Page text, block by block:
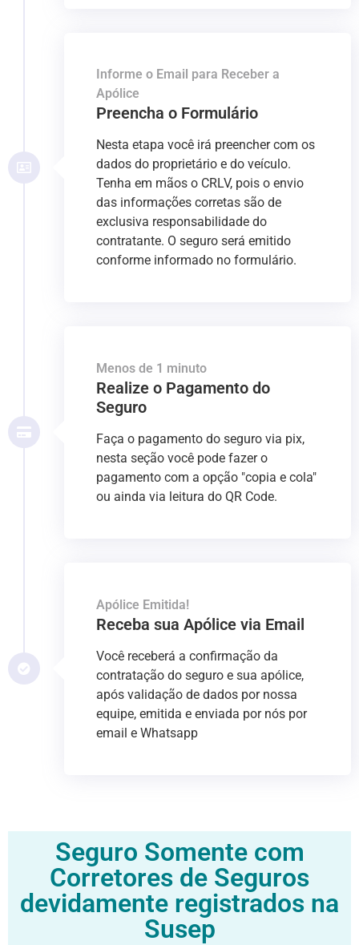
Informe o Email para Receber a
Apólice
Preencha o Formulário
Nesta etapa você irá preencher com os
dados do proprietário e do veículo.
Tenha em mãos o CRLV, pois o envio
das informações corretas são de
exclusiva responsabilidade do
contratante. O seguro será emitido
conforme informado no formulário.
Menos de 1 minuto
Realize o Pagamento do
Seguro
Faça o pagamento do seguro via pix,
nesta seção você pode fazer o
pagamento com a opção "copia e cola"
ou ainda via leitura do QR Code.
Apólice Emitida!
Receba sua Apólice via Email
Você receberá a confirmação da
contratação do seguro e sua apólice,
após validação de dados por nossa
equipe, emitida e enviada por nós por
email e Whatsapp
Seguro Somente com
Corretores de Seguros
devidamente registrados na
Susep